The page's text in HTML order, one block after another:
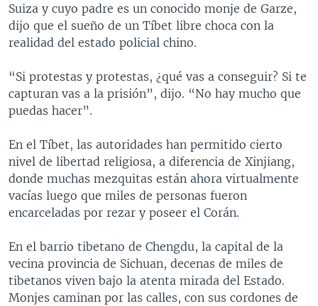
Suiza y cuyo padre es un conocido monje de Garze,
dijo que el sueño de un Tíbet libre choca con la
realidad del estado policial chino.
“Si protestas y protestas, ¿qué vas a conseguir? Si te
capturan vas a la prisión”, dijo. “No hay mucho que
puedas hacer”.
En el Tíbet, las autoridades han permitido cierto
nivel de libertad religiosa, a diferencia de Xinjiang,
donde muchas mezquitas están ahora virtualmente
vacías luego que miles de personas fueron
encarceladas por rezar y poseer el Corán.
En el barrio tibetano de Chengdu, la capital de la
vecina provincia de Sichuan, decenas de miles de
tibetanos viven bajo la atenta mirada del Estado.
Monjes caminan por las calles, con sus cordones de